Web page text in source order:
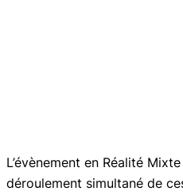
L’évènement en Réalité
déroulement simultané de